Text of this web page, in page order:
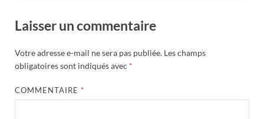
Laisser un commentaire
Votre adresse e-mail ne sera pas publiée. Les champs
obligatoires sont indiqués avec *
COMMENTAIRE *